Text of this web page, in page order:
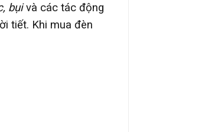
bụivà các tác động
tiết. Khi mua đèn